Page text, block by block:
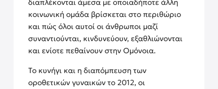
διαπλέκονται άμεσα με οποιαδήποτε άλλη
κοινωνική ομάδα βρίσκεται στο περιθώριο
και πώς όλοι αυτοί οι άνθρωποι μαζί
συναντιούνται, κινδυνεύουν, εξαθλιώνονται
και ενίοτε πεθαίνουν στην Ομόνοια.
Το κυνήγι και η διαπόμπευση των
οροθετικών γυναικών το 2012, οι